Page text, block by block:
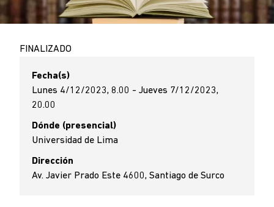
FINALIZADO
Fecha(s)
Lunes 4/12/2023, 8.00 - Jueves 7/12/2023,
20.00
Dónde (presencial)
Universidad de Lima
Dirección
Av. Javier Prado Este 4600, Santiago de Surco